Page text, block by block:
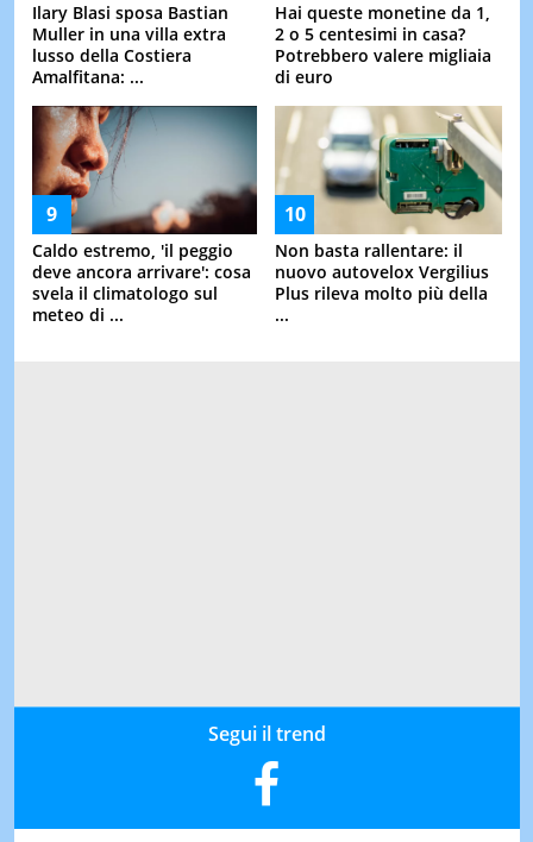
Ilary Blasi sposa Bastian
Muller in una villa extra
lusso della Costiera
Amalfitana: ...
Hai queste monetine da 1,
2 o 5 centesimi in casa?
Potrebbero valere migliaia
di euro
Caldo estremo, 'il peggio
deve ancora arrivare': cosa
svela il climatologo sul
meteo di ...
Non basta rallentare: il
nuovo autovelox Vergilius
Plus rileva molto più della
...
Segui il trend